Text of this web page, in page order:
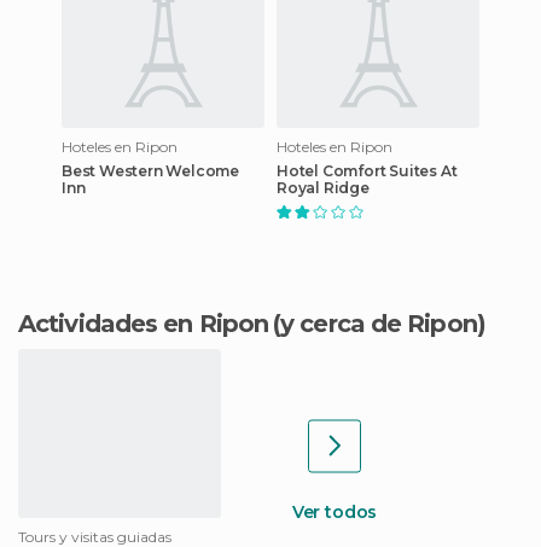
Hoteles en Ripon
Best Western Welcome
Inn
Hoteles en Ripon
Hotel Comfort Suites At
Royal Ridge
Actividades en Ripon (y cerca de Ripon)
Tours y visitas guiadas
Ver todos